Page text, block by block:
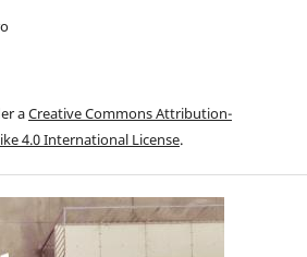
aCreative Commons Attribution-
4.0 International License.